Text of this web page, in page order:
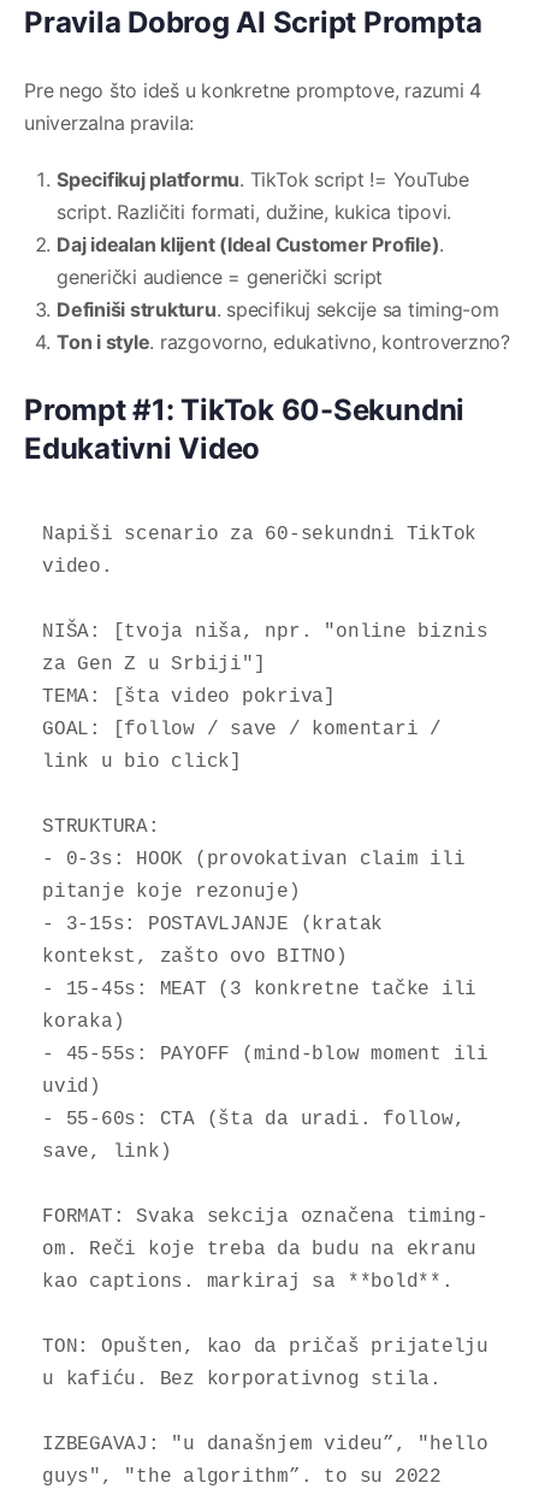
Pravila Dobrog AI Script Prompta
Pre nego što ideš u konkretne promptove, razumi 4
univerzalna pravila:
Specifikuj platformu. TikTok script != YouTube
script. Različiti formati, dužine, kukica tipovi.
Daj idealan klijent (Ideal Customer Profile).
generički audience = generički script
Definiši strukturu. specifikuj sekcije sa timing-om
Ton i style. razgovorno, edukativno, kontroverzno?
Prompt #1: TikTok 60-Sekundni
Edukativni Video
Napiši scenario za 60-sekundni TikTok
video.
NIŠA: [tvoja niša, npr. "online biznis
za Gen Z u Srbiji"]
TEMA: [šta video pokriva]
GOAL: [follow / save / komentari /
link u bio click]
STRUKTURA:
- 0-3s: HOOK (provokativan claim ili
pitanje koje rezonuje)
- 3-15s: POSTAVLJANJE (kratak
kontekst, zašto ovo BITNO)
- 15-45s: MEAT (3 konkretne tačke ili
koraka)
- 45-55s: PAYOFF (mind-blow moment ili
uvid)
- 55-60s: CTA (šta da uradi. follow,
save, link)
FORMAT: Svaka sekcija označena timing-
om. Reči koje treba da budu na ekranu
kao captions. markiraj sa **bold**.
TON: Opušten, kao da pričaš prijatelju
u kafiću. Bez korporativnog stila.
IZBEGAVAJ: "u današnjem videu”, "hello
guys", "the algorithm”. to su 2022